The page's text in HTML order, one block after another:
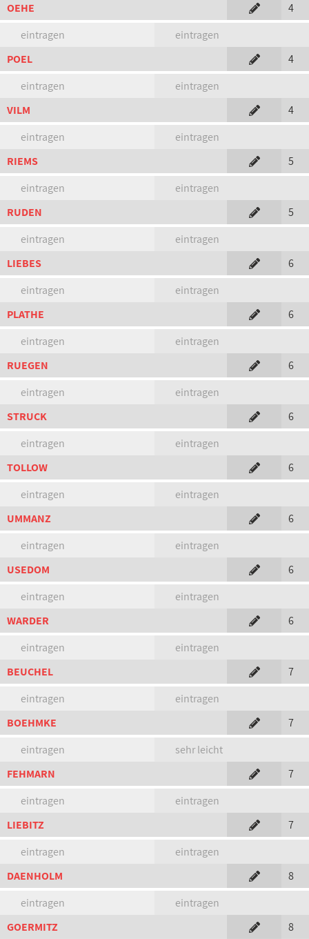
OEHE
4
eintragen
eintragen
POEL
4
eintragen
eintragen
VILM
4
eintragen
eintragen
RIEMS
5
eintragen
eintragen
RUDEN
5
eintragen
eintragen
LIEBES
6
eintragen
eintragen
PLATHE
6
eintragen
eintragen
RUEGEN
6
eintragen
eintragen
STRUCK
6
eintragen
eintragen
TOLLOW
6
eintragen
eintragen
UMMANZ
6
eintragen
eintragen
USEDOM
6
eintragen
eintragen
WARDER
6
eintragen
eintragen
BEUCHEL
7
eintragen
eintragen
BOEHMKE
7
eintragen
sehr leicht
FEHMARN
7
eintragen
eintragen
LIEBITZ
7
eintragen
eintragen
DAENHOLM
8
eintragen
eintragen
GOERMITZ
8